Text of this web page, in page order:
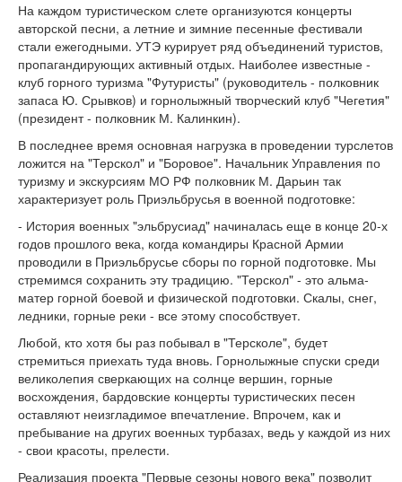
На каждом туристическом слете организуются концерты
авторской песни, а летние и зимние песенные фестивали
стали ежегодными. УТЭ курирует ряд объединений туристов,
пропагандирующих активный отдых. Наиболее известные -
клуб горного туризма "Футуристы" (руководитель - полковник
запаса Ю. Срывков) и горнолыжный творческий клуб "Чегетия"
(президент - полковник М. Калинкин).
В последнее время основная нагрузка в проведении турслетов
ложится на "Терскол" и "Боровое". Начальник Управления по
туризму и экскурсиям МО РФ полковник М. Дарьин так
характеризует роль Приэльбрусья в военной подготовке:
- История военных "эльбрусиад" начиналась еще в конце 20-х
годов прошлого века, когда командиры Красной Армии
проводили в Приэльбрусье сборы по горной подготовке. Мы
стремимся сохранить эту традицию. "Терскол" - это альма-
матер горной боевой и физической подготовки. Скалы, снег,
ледники, горные реки - все этому способствует.
Любой, кто хотя бы раз побывал в "Терсколе", будет
стремиться приехать туда вновь. Горнолыжные спуски среди
великолепия сверкающих на солнце вершин, горные
восхождения, бардовские концерты туристических песен
оставляют неизгладимое впечатление. Впрочем, как и
пребывание на других военных турбазах, ведь у каждой из них
- свои красоты, прелести.
Реализация проекта "Первые сезоны нового века" позволит